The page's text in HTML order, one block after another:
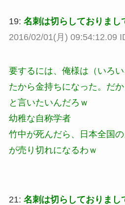
19: 名刺は切らしておりまし
2016/02/01(月) 09:54:12.09
要するには、俺様は（いろ
たから金持ちになった。だ
と言いたいんだろｗ
幼稚な自称学者
竹中が死んだら、日本全国
が売り切れになるわｗ
21: 名刺は切らしておりまし